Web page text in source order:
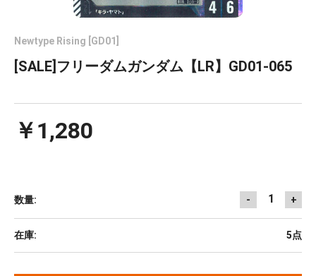
Newtype Rising [GD01]
[SALE]フリーダムガンダム【LR】GD01-065
￥1,280
数量: - 1 +
在庫: 5点